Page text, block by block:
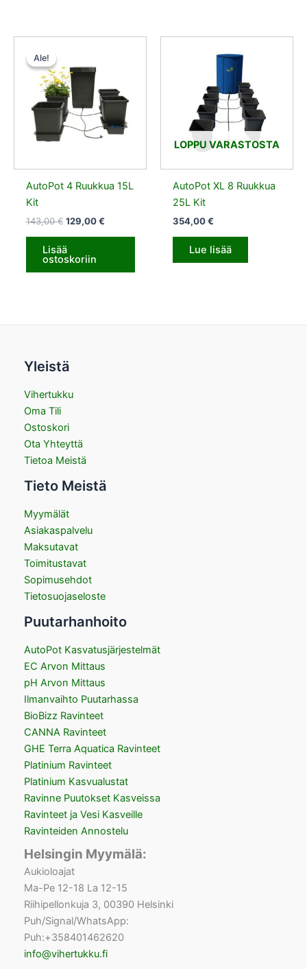
Ale!
Ale!
AutoPot 4 Ruukkua 15L
Kit
143,00€
oli:
143,00 €.
129,00€
Lisää
ostoskoriin
LOPPU VARASTOSTA
AutoPot XL 8 Ruukkua
25L Kit
354,00€
Lue lisää
Yleistä
Vihertukku
Oma Tili
Ostoskori
Ota Yhteyttä
Tietoa Meistä
Tieto Meistä
Myymälät
Asiakaspalvelu
Maksutavat
Toimitustavat
Sopimusehdot
Tietosuojaseloste
Puutarhanhoito
AutoPot Kasvatusjärjestelmät
EC Arvon Mittaus
pH Arvon Mittaus
Ilmanvaihto Puutarhassa
BioBizz Ravinteet
CANNA Ravinteet
GHE Terra Aquatica Ravinteet
Platinium Ravinteet
Platinium Kasvualustat
Ravinne Puutokset Kasveissa
Ravinteet ja Vesi Kasveille
Ravinteiden Annostelu
Helsingin Myymälä:
Aukioloajat
Ma-Pe 12-18 La 12-15
Riihipellonkuja 3, 00390 Helsinki
Puh/Signal/WhatsApp:
Puh:+358401462620
info@vihertukku.fi